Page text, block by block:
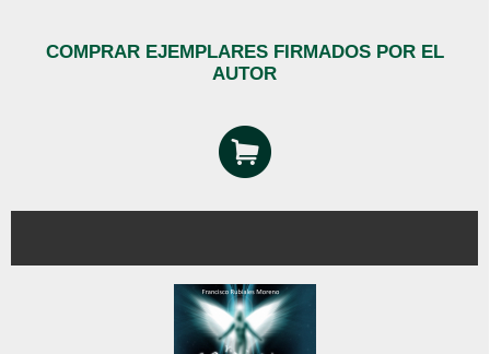
COMPRAR EJEMPLARES FIRMADOS POR EL
AUTOR